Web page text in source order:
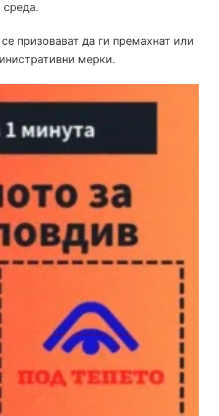
среда.
призовават да ги премахнат или
мерки.